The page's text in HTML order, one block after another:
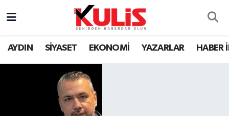
AYDIN SİYASET EKONOMİ YAZARLAR HABER